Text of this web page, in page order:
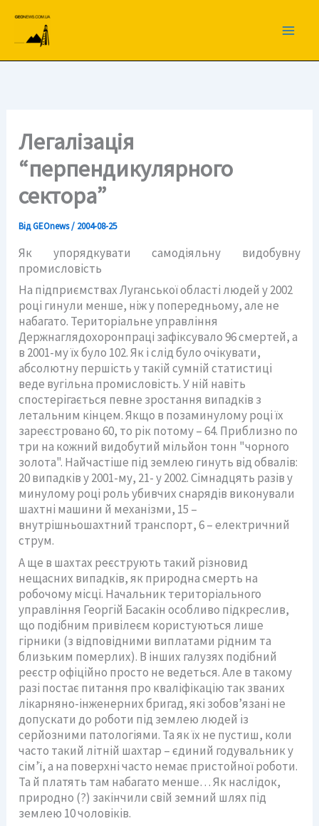
вмісту
Легалізація
“перпендикулярного
сектора”
ВідGEOnews/ 2004-08-25
Як упорядкувати самодіяльну видобувну
промисловість
На підприємствах Луганської області людей у 2002
році гинули менше, ніж у попередньому, але не
набагато. Територіальне управління
Держнаглядохоронпраці зафіксувало 96 смертей, а
в 2001-му їх було 102. Як і слід було очікувати,
абсолютну першість у такій сумній статистиці
веде вугільна промисловість. У ній навіть
спостерігається певне зростання випадків з
летальним кінцем. Якщо в позаминулому році їх
зареєстровано 60, то рік потому – 64. Приблизно по
три на кожний видобутий мільйон тонн "чорного
золота". Найчастіше під землею гинуть від обвалів:
20 випадків у 2001-му, 21- у 2002. Сімнадцять разів у
минулому році роль убивчих снарядів виконували
шахтні машини й механізми, 15 –
внутрішньошахтний транспорт, 6 – електричний
струм.
А ще в шахтах реєструють такий різновид
нещасних випадків, як природна смерть на
робочому місці. Начальник територіального
управління Георгій Басакін особливо підкреслив,
що подібним привілеєм користуються лише
гірники (з відповідними виплатами рідним та
близьким померлих). В інших галузях подібний
реєстр офіційно просто не ведеться. Але в такому
разі постає питання про кваліфікацію так званих
лікарняно-інженерних бригад, які зобов’язані не
допускати до роботи під землею людей із
серйозними патологіями. Та як їх не пустиш, коли
часто такий літній шахтар – єдиний годувальник у
сім’ї, а на поверхні часто немає пристойної роботи.
Та й платять там набагато менше… Як наслідок,
природно (?) закінчили свій земний шлях під
землею 10 чоловіків.